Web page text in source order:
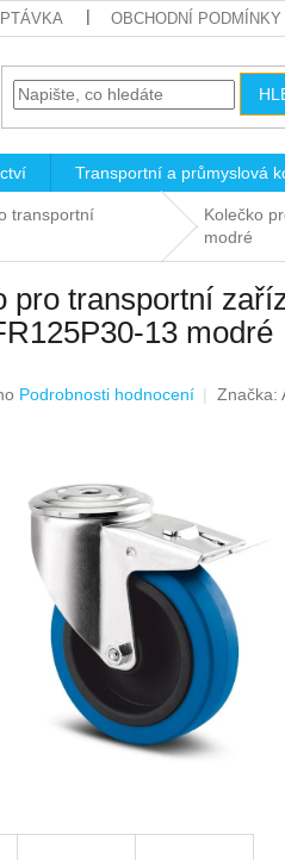
OBCHODNÍ PODMÍNKY
Transportní a průmyslová
transportní
Kolečko
modré
pro transportní
13 modré
Podrobnosti hodnocení Značka: